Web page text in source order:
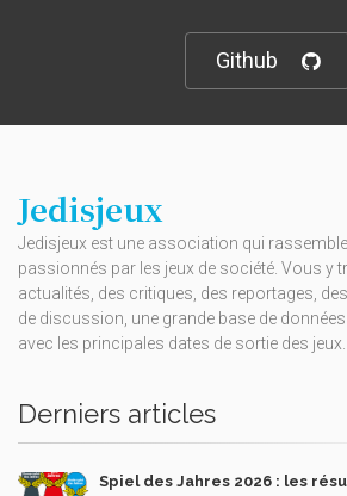
Github
Jedisjeux
Jedisjeux est une association qui
passionnés par les jeux de société. Vous y
actualités, des critiques, des reportages,
de discussion, une grande base de
avec les principales dates de sortie des jeux.
Derniers articles
Spiel des Jahres 2026 : les